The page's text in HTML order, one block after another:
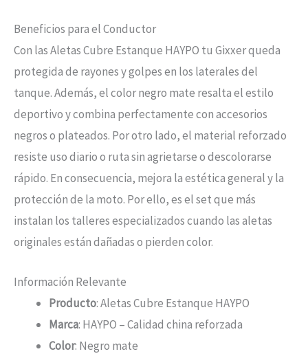
Beneficios para el Conductor
Con las Aletas Cubre Estanque HAYPO tu Gixxer queda
protegida de rayones y golpes en los laterales del
tanque. Además, el color negro mate resalta el estilo
deportivo y combina perfectamente con accesorios
negros o plateados. Por otro lado, el material reforzado
resiste uso diario o ruta sin agrietarse o descolorarse
rápido. En consecuencia, mejora la estética general y la
protección de la moto. Por ello, es el set que más
instalan los talleres especializados cuando las aletas
originales están dañadas o pierden color.
Información Relevante
Producto: Aletas Cubre Estanque HAYPO
Marca: HAYPO – Calidad china reforzada
Color: Negro mate